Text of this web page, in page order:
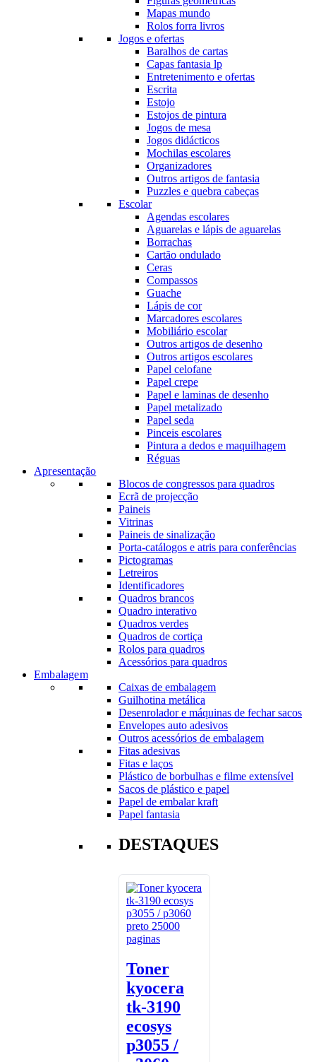
Mapas mundo
Rolos forra livros
Jogos e ofertas
Baralhos de cartas
Capas fantasia lp
Entretenimento e ofertas
Escrita
Estojo
Estojos de pintura
Jogos de mesa
Jogos didácticos
Mochilas escolares
Organizadores
Outros artigos de fantasia
Puzzles e quebra cabeças
Escolar
Agendas escolares
Aguarelas e lápis de aguarelas
Borrachas
Cartão ondulado
Ceras
Compassos
Guache
Lápis de cor
Marcadores escolares
Mobiliário escolar
Outros artigos de desenho
Outros artigos escolares
Papel celofane
Papel crepe
Papel e laminas de desenho
Papel metalizado
Papel seda
Pinceis escolares
Pintura a dedos e maquilhagem
Réguas
Apresentação
Blocos de congressos para quadros
Ecrã de projecção
Paineis
Vitrinas
Paineis de sinalização
Porta-catálogos e atris para conferências
Pictogramas
Letreiros
Identificadores
Quadros brancos
Quadro interativo
Quadros verdes
Quadros de cortiça
Rolos para quadros
Acessórios para quadros
Embalagem
Caixas de embalagem
Guilhotina metálica
Desenrolador e máquinas de fechar sacos
Envelopes auto adesivos
Outros acessórios de embalagem
Fitas adesivas
Fitas e laços
Plástico de borbulhas e filme extensível
Sacos de plástico e papel
Papel de embalar kraft
Papel fantasia
DESTAQUES
Toner
kyocera
tk-3190
ecosys
p3055 /